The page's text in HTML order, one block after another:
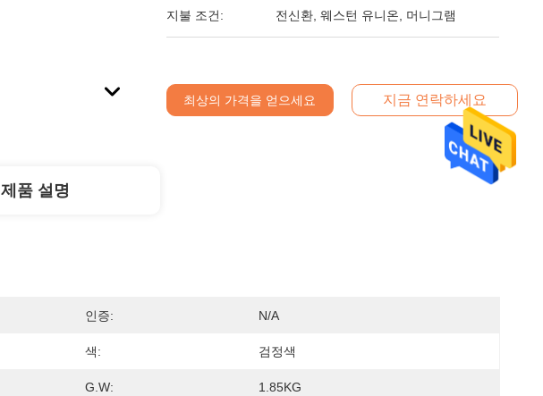
지불 조건: 전신환, 웨스턴 유니온, 머니그램
최상의 가격을 얻으세요 지금 연락하세요
제품 설명
인증: N/A
색: 검정색
G.W: 1.85KG